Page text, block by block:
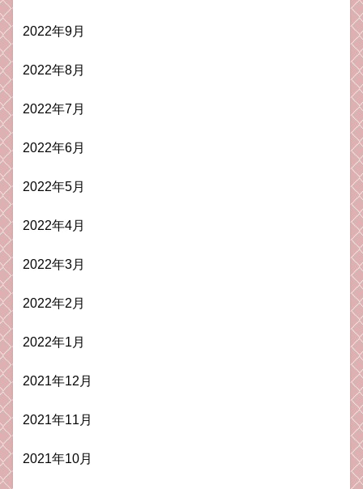
2022年9月
2022年8月
2022年7月
2022年6月
2022年5月
2022年4月
2022年3月
2022年2月
2022年1月
2021年12月
2021年11月
2021年10月